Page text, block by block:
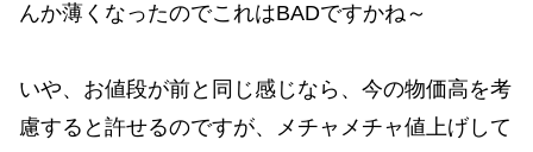
んか薄くなったのでこれはBADですかね～
いや、お値段が前と同じ感じなら、今の物価高を考
慮すると許せるのですが、メチャメチャ値上げして